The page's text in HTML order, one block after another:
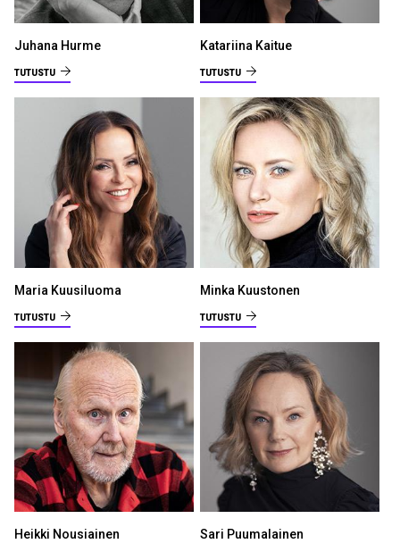
Juhana Hurme
TUTUSTU
Katariina Kaitue
TUTUSTU
Maria Kuusiluoma
TUTUSTU
Minka Kuustonen
TUTUSTU
Heikki Nousiainen Sari Puumalainen